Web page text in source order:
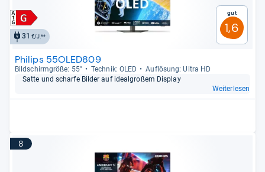
31 €/J.**
Gut
1,6
Philips 55OLED809
Bild­schirm­größe: 55" Tech­nik: OLED
Auf­lö­sung: Ultra HD
Satte und scharfe Bil­der auf ide­al­großem Dis­play
Weiterlesen
8